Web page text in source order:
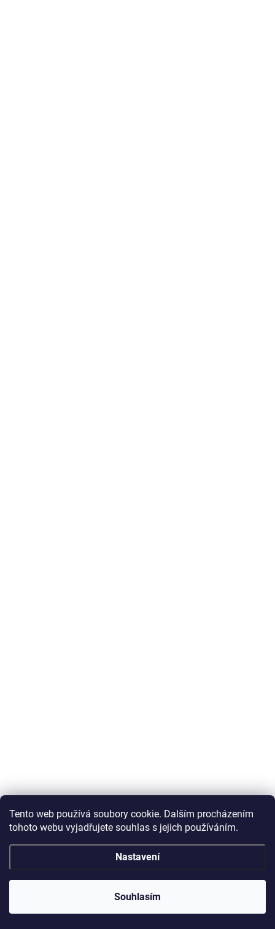
Tento web používá soubory cookie. Dalším procházením
tohoto webu vyjadřujete souhlas s jejich používáním.
Nastavení
Souhlasím